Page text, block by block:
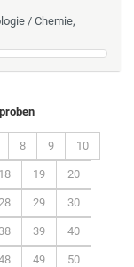
/ Chemie,
8 9 10
18 19 20
29 30
38 39 40
49 50